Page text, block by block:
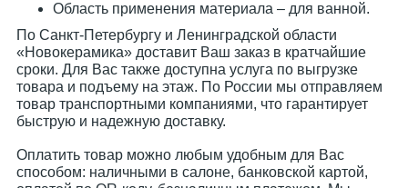
Область применения материала – для ванной.
По Санкт-Петербургу и Ленинградской области
«Новокерамика» доставит Ваш заказ в кратчайшие
сроки. Для Вас также доступна услуга по выгрузке
товара и подъему на этаж. По России мы отправляем
товар транспортными компаниями, что гарантирует
быструю и надежную доставку.
Оплатить товар можно любым удобным для Вас
способом: наличными в салоне, банковской картой,